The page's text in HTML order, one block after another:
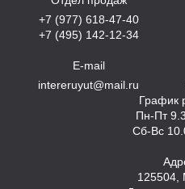
+7 (977) 618-47-40
+7 (495) 142-12-34
E-mail
intereruyut@mail.ru
График
Пн-Пт
Сб-Вс
125504,